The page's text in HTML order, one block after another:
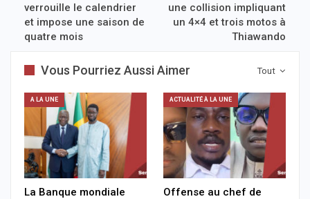
verrouille le calendrier
et impose une saison de
quatre mois
une collision impliquant
un 4×4 et trois motos à
Thiawando
Tout
Vous Pourriez Aussi Aimer
A LA UNE
La Banque mondiale
ACTUALITÉ À LA UNE
Offense au chef de